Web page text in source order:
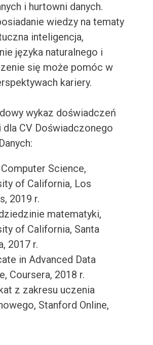
i hurtowni danych.
wiedzy na tematy
inteligencja,
języka naturalnego i
się może pomóc w
kariery.
wykaz doświadczeń
CV Doświadczonego
Computer Science,
of California, Los
2019 r.
matematyki,
of California, Santa
2017 r.
in Advanced Data
Coursera, 2018 r.
z zakresu uczenia
Stanford Online,